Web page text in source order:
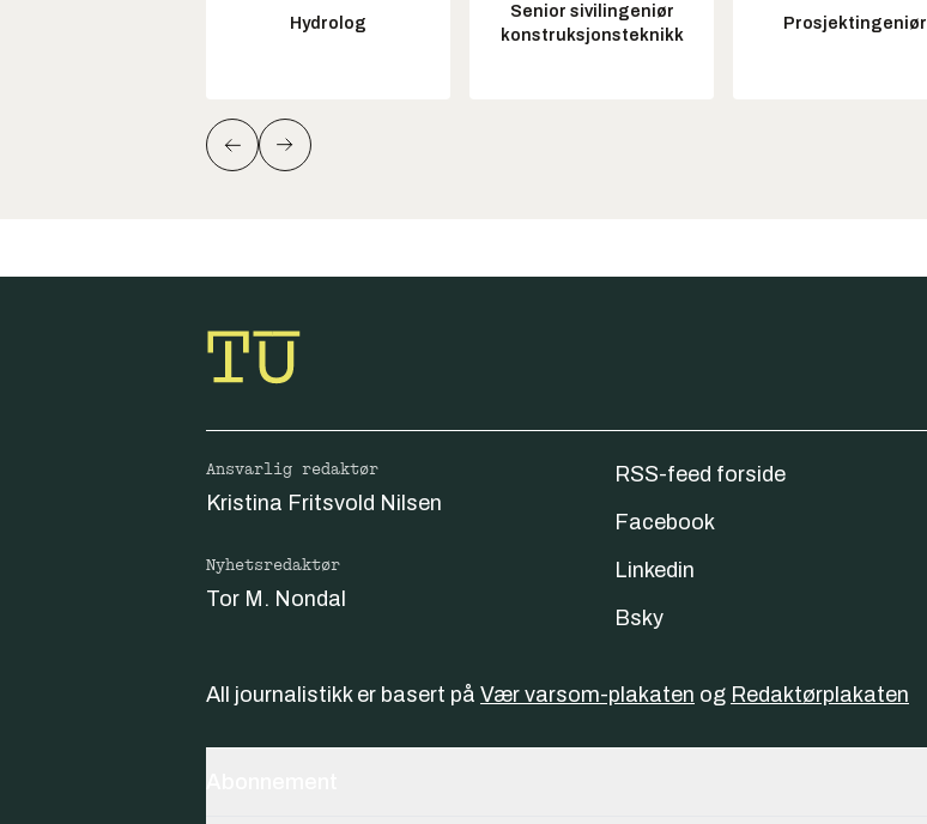
Hydrolog
Senior sivilingeniør
konstruksjonsteknikk
Prosjektingeniør
Ansvarlig redaktør
Kristina Fritsvold Nilsen
Nyhetsredaktør
Tor M. Nondal
RSS-feed forside
Facebook
Linkedin
Bsky
All journalistikk er basert på Vær varsom-plakaten og Redaktørplakaten